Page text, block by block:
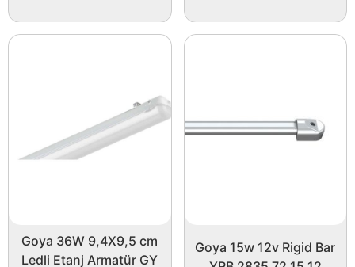
Goya 36W 9,4X9,5 cm
Ledli Etanj Armatür GY
Goya 15w 12v Rigid Bar